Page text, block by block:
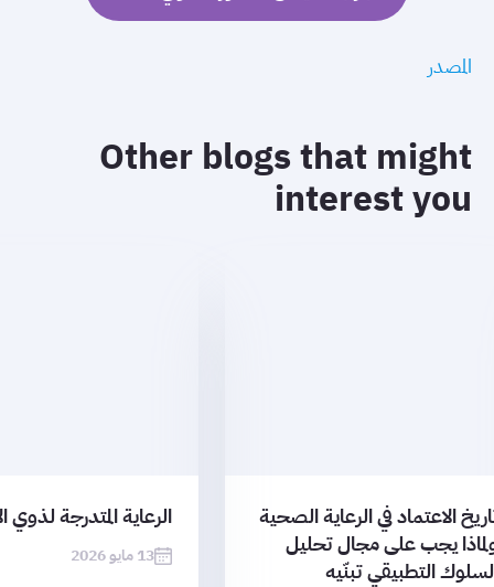
المصدر
Other blogs that might
interest you
الاعتماد في الرعاية الصحية
يجب على مجال تحليل
التطبيقي تبنّيه
الرعاية المتدرجة لذوي
13 مايو 2026